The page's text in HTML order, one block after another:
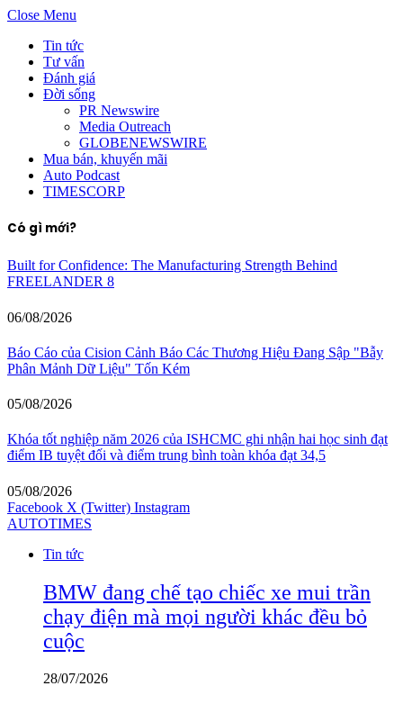
Close Menu
Tin tức
Tư vấn
Đánh giá
Đời sống
PR Newswire
Media Outreach
GLOBENEWSWIRE
Mua bán, khuyến mãi
Auto Podcast
TIMESCORP
Có gì mới?
Built for Confidence: The Manufacturing Strength Behind
FREELANDER 8
06/08/2026
Báo Cáo của Cision Cảnh Báo Các Thương Hiệu Đang Sập "Bẫy
Phân Mảnh Dữ Liệu" Tốn Kém
05/08/2026
Khóa tốt nghiệp năm 2026 của ISHCMC ghi nhận hai học sinh đạt
điểm IB tuyệt đối và điểm trung bình toàn khóa đạt 34,5
05/08/2026
Facebook X (Twitter) Instagram
AUTOTIMES
Tin tức
BMW đang chế tạo chiếc xe mui trần
chạy điện mà mọi người khác đều bỏ
cuộc
28/07/2026